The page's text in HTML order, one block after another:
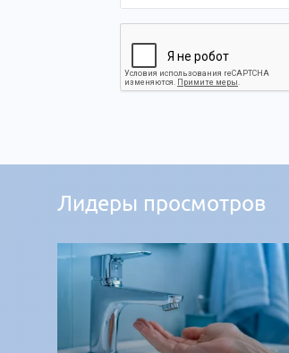
Лидеры просмотров